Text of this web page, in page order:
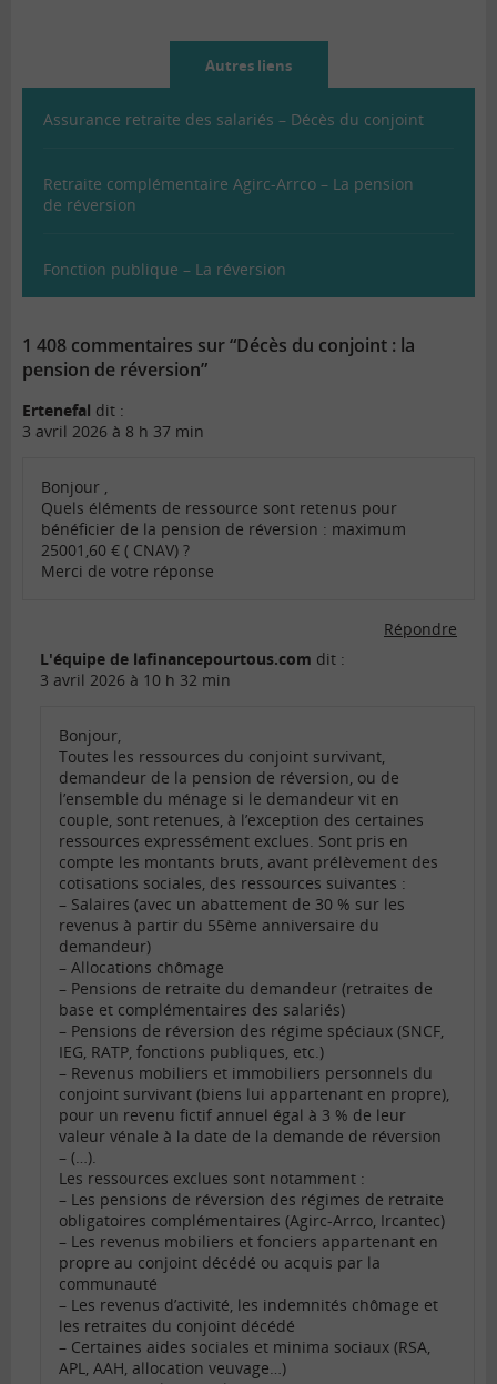
Autres liens
Assurance retraite des salariés – Décès du conjoint
Retraite complémentaire Agirc-Arrco – La pension
de réversion
Fonction publique – La réversion
1 408 commentaires sur “Décès du conjoint : la
pension de réversion”
Ertenefal dit :
3 avril 2026 à 8 h 37 min
Bonjour ,
Quels éléments de ressource sont retenus pour
bénéficier de la pension de réversion : maximum
25001,60 € ( CNAV) ?
Merci de votre réponse
Répondre
L'équipe de lafinancepourtous.com dit :
3 avril 2026 à 10 h 32 min
Bonjour,
Toutes les ressources du conjoint survivant,
demandeur de la pension de réversion, ou de
l’ensemble du ménage si le demandeur vit en
couple, sont retenues, à l’exception des certaines
ressources expressément exclues. Sont pris en
compte les montants bruts, avant prélèvement des
cotisations sociales, des ressources suivantes :
– Salaires (avec un abattement de 30 % sur les
revenus à partir du 55ème anniversaire du
demandeur)
– Allocations chômage
– Pensions de retraite du demandeur (retraites de
base et complémentaires des salariés)
– Pensions de réversion des régime spéciaux (SNCF,
IEG, RATP, fonctions publiques, etc.)
– Revenus mobiliers et immobiliers personnels du
conjoint survivant (biens lui appartenant en propre),
pour un revenu fictif annuel égal à 3 % de leur
valeur vénale à la date de la demande de réversion
– (…).
Les ressources exclues sont notamment :
– Les pensions de réversion des régimes de retraite
obligatoires complémentaires (Agirc-Arrco, Ircantec)
– Les revenus mobiliers et fonciers appartenant en
propre au conjoint décédé ou acquis par la
communauté
– Les revenus d’activité, les indemnités chômage et
les retraites du conjoint décédé
– Certaines aides sociales et minima sociaux (RSA,
APL, AAH, allocation veuvage…)